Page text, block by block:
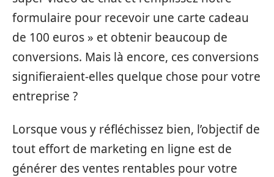
formulaire pour recevoir une carte cadeau
de 100 euros » et obtenir beaucoup de
conversions. Mais là encore, ces conversions
signifieraient-elles quelque chose pour votre
entreprise ?
Lorsque vous y réfléchissez bien, l’objectif de
tout effort de marketing en ligne est de
générer des ventes rentables pour votre